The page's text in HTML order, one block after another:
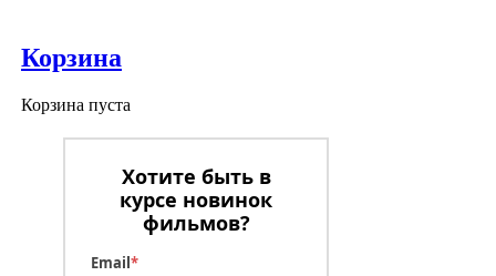
Корзина
Корзина пуста
Хотите быть в
курсе новинок
фильмов?
Email*